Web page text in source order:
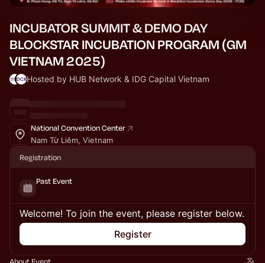
INCUBATOR SUMMIT & DEMO DAY
BLOCKSTAR INCUBATION PROGRAM (GM
VIETNAM 2025)
Hosted by HUB Network & IDG Capital Vietnam
National Convention Center
Nam Từ Liêm, Vietnam
Registration
Past Event
Welcome! To join the event, please register below.
Register